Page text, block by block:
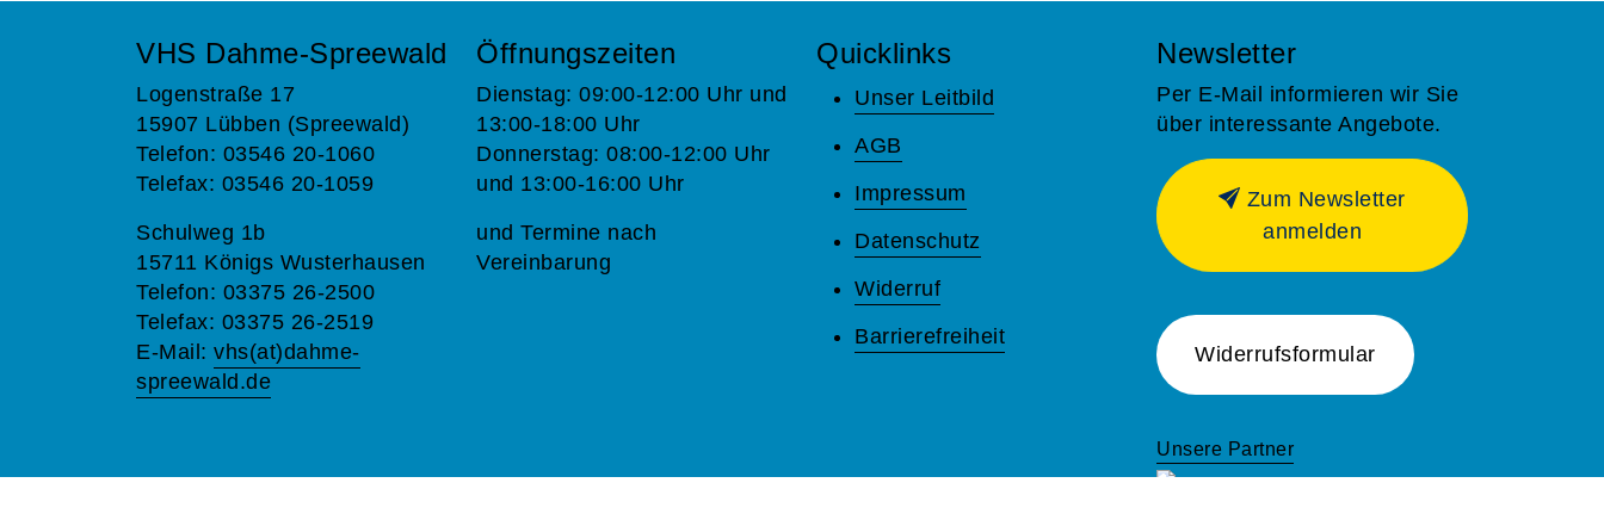
VHS Dahme-Spreewald
Logenstraße 17
15907 Lübben (Spreewald)
Telefon: 03546 20-1060
Telefax: 03546 20-1059
Schulweg 1b
15711 Königs Wusterhausen
Telefon: 03375 26-2500
Telefax: 03375 26-2519
E-Mail: vhs(at)dahme-
spreewald.de
Öffnungszeiten
Dienstag: 09:00-12:00 Uhr und
13:00-18:00 Uhr
Donnerstag: 08:00-12:00 Uhr
und 13:00-16:00 Uhr
und Termine nach
Vereinbarung
Quicklinks
Unser Leitbild
AGB
Impressum
Datenschutz
Widerruf
Barrierefreiheit
Newsletter
Per E-Mail informieren wir Sie
über interessante Angebote.
Zum Newsletter
anmelden
Widerrufsformular
Unsere Partner